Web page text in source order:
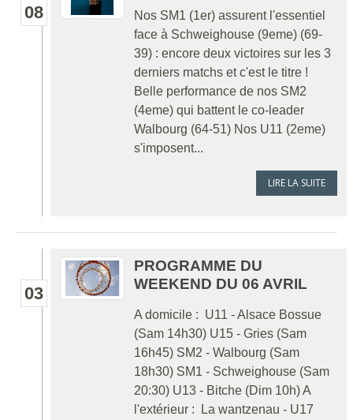
08
Nos SM1 (1er) assurent l'essentiel
face à Schweighouse (9eme) (69-
39) : encore deux victoires sur les 3
derniers matchs et c'est le titre !
Belle performance de nos SM2
(4eme) qui battent le co-leader
Walbourg (64-51) Nos U11 (2eme)
s'imposent...
LIRE LA SUITE
03
PROGRAMME DU
WEEKEND DU 06 AVRIL
A domicile : U11 - Alsace Bossue
(Sam 14h30) U15 - Gries (Sam
16h45) SM2 - Walbourg (Sam
18h30) SM1 - Schweighouse (Sam
20:30) U13 - Bitche (Dim 10h) A
l'extérieur : La wantzenau - U17